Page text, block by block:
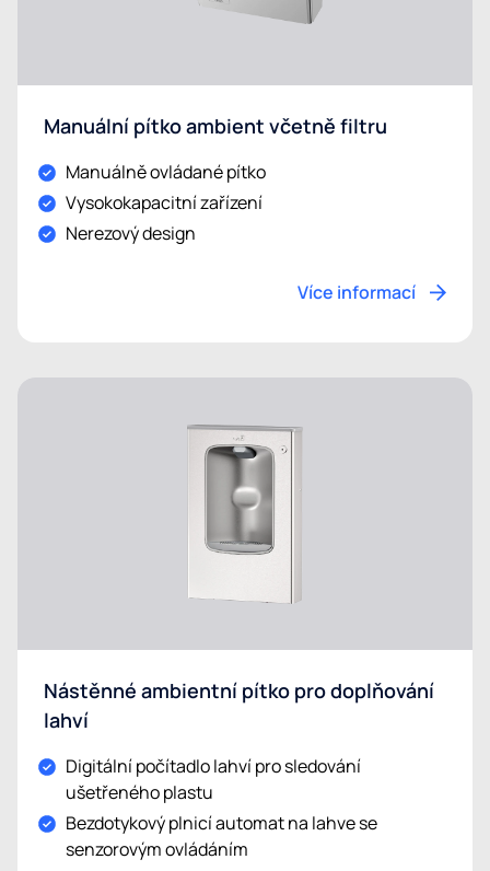
Manuální pítko ambient včetně filtru
Manuálně ovládané pítko
Vysokokapacitní zařízení
Nerezový design
Více informací
Nástěnné ambientní pítko pro doplňování
lahví
Digitální počítadlo lahví pro sledování
ušetřeného plastu
Bezdotykový plnicí automat na lahve se
senzorovým ovládáním